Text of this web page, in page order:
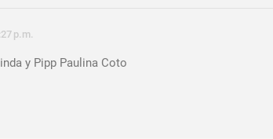
p.m.
y Pipp Paulina Coto